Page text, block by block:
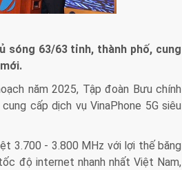
sóng 63/63 tỉnh, thành phố, cung
năm 2025, Tập đoàn Bưu chính
cấp dịch vụ VinaPhone 5G siêu
3.700 - 3.800 MHz với lợi thế băng
độ internet nhanh nhất Việt Nam,